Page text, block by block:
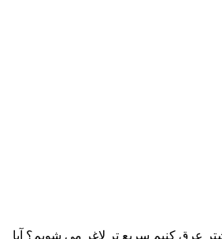
عرق کنیم سریع تر لاغر می شویم؟ آیا